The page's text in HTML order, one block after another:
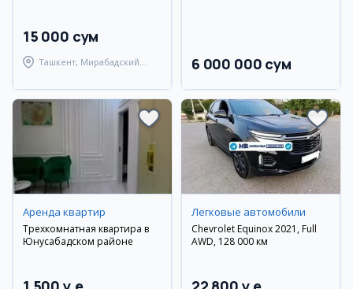
15 000 сум
Ташкент, Мирабадский
6 000 000 сум
Аренда квартир
Трехкомнатная квартира в
Юнусабадском районе
Легковые автомобили
Chevrolet Equinox 2021, Full
AWD, 128 000 км